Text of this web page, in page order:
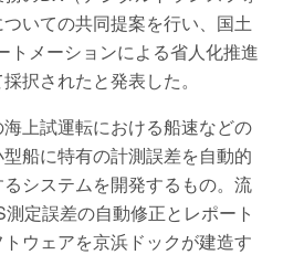
いての共同提案を行い、国土
トメーションによる省人化推進
択されたと発表した。
上試運転における船速などの
船に特有の計測誤差を自動的
システムを開発するもの。流
定誤差の自動修正とレポート
ウェアを京浜ドックが建造す